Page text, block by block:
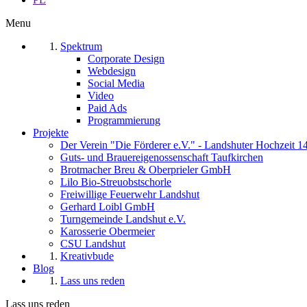
Menu
Spektrum
Corporate Design
Webdesign
Social Media
Video
Paid Ads
Programmierung
Projekte
Der Verein "Die Förderer e.V." - Landshuter Hochzeit
Guts- und Brauereigenossenschaft Taufkirchen
Brotmacher Breu & Oberprieler GmbH
Lilo Bio-Streuobstschorle
Freiwillige Feuerwehr Landshut
Gerhard Loibl GmbH
Turngemeinde Landshut e.V.
Karosserie Obermeier
CSU Landshut
Kreativbude
Blog
Lass uns reden
Lass uns reden